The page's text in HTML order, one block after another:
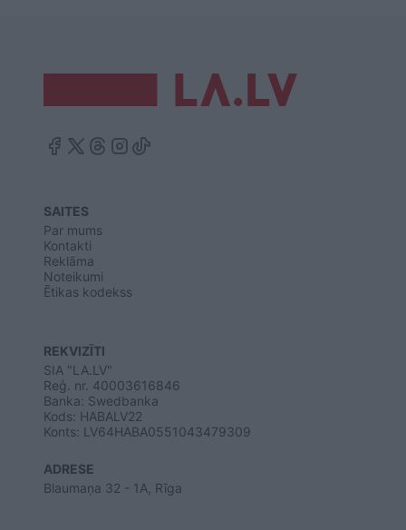
SAITES
Par mums
Kontakti
Reklāma
Noteikumi
Ētikas kodekss
REKVIZĪTI
SIA "LA.LV"
Reģ. nr. 40003616846
Banka: Swedbanka
Kods: HABALV22
Konts: LV64HABA0551043479309
ADRESE
Blaumaņa 32 - 1A, Rīga